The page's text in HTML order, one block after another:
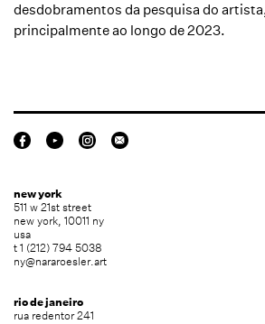
desdobramentos da pesquisa do
principalmente ao longo de 2023.
new york
511 w 21st street
new york, 10011 ny
usa
t 1 (212) 794 5038
ny@nararoesler.art
rio de janeiro
rua redentor 241